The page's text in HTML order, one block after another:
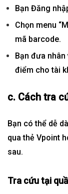
Bạn Đăng
Chọn menu
mã barcode.
Bạn đưa
điểm cho tài
c. Cách tra
Bạn có thể dễ
qua thẻ Vpoint
sau.
Tra cứu tại